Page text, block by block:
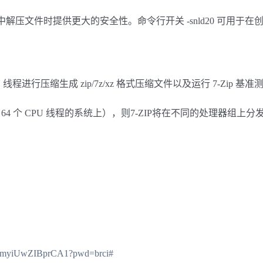
压文件时提供更大的安全性。命令行开关 -snld20 可用于在创
程进行压缩生成 zip/7z/xz 格式压缩文件以及运行 7-Zip 基准测
个 CPU 线程的系统上），则7-ZIP将在不同的处理器组上分